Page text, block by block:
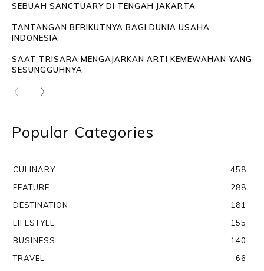
SEBUAH SANCTUARY DI TENGAH JAKARTA
TANTANGAN BERIKUTNYA BAGI DUNIA USAHA
INDONESIA
SAAT TRISARA MENGAJARKAN ARTI KEMEWAHAN YANG
SESUNGGUHNYA
Popular Categories
CULINARY
458
FEATURE
288
DESTINATION
181
LIFESTYLE
155
BUSINESS
140
TRAVEL
66